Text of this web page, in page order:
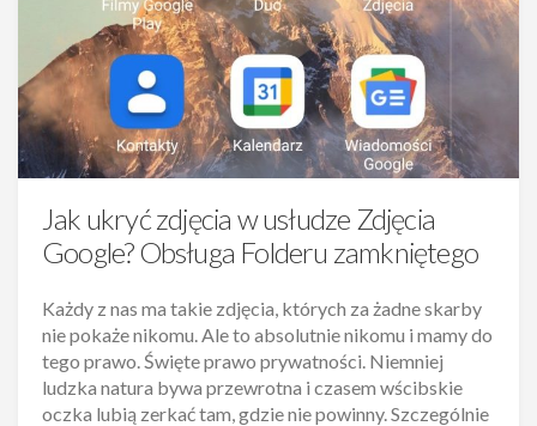
Jak ukryć zdjęcia w usłudze Zdjęcia
Google? Obsługa Folderu zamkniętego
Każdy z nas ma takie zdjęcia, których za żadne skarby
nie pokaże nikomu. Ale to absolutnie nikomu i mamy do
tego prawo. Święte prawo prywatności. Niemniej
ludzka natura bywa przewrotna i czasem wścibskie
oczka lubią zerkać tam, gdzie nie powinny. Szczególnie